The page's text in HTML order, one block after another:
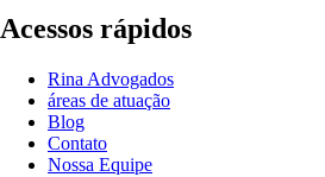
Acessos rápidos
Rina Advogados
áreas de atuação
Blog
Contato
Nossa Equipe